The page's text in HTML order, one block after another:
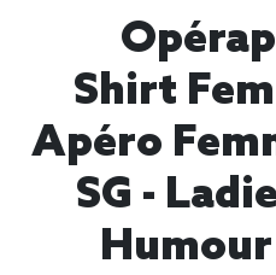
Shirt
Apéro
SG -